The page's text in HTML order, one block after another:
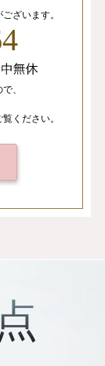
ざいます。
、
覧ください。